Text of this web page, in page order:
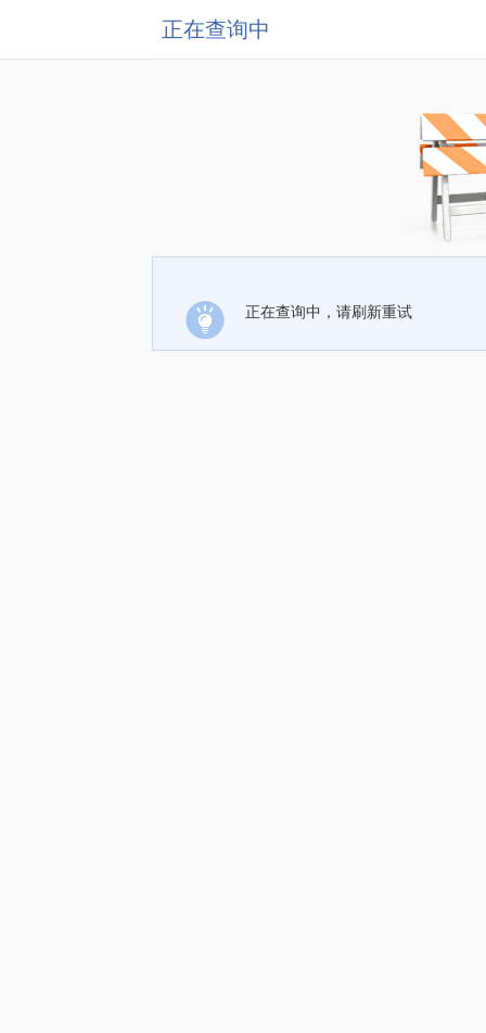
正在查询中
正在查询中，请刷新重试